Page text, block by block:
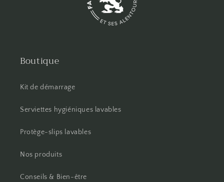
Boutique
Kit de démarrage
Serviettes hygiéniques lavables
Protège-slips lavables
Nos produits
Conseils & Bien-être